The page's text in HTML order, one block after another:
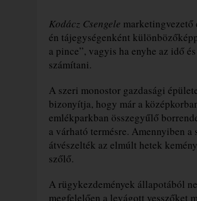
Kodácz Csengele marketingvezető
én tájegységenként
a pince”, vagyis ha enyhe az idő
számítani.
A szeri monostor gazdasági
bizonyítja, hogy már a
emlékparkban összegyűlő
a várható termésre. Amennyiben
átvészelték az elmúlt hetek
szőlő.
A rügykezdemények állapotából
megfelelően a levágott vesszőket